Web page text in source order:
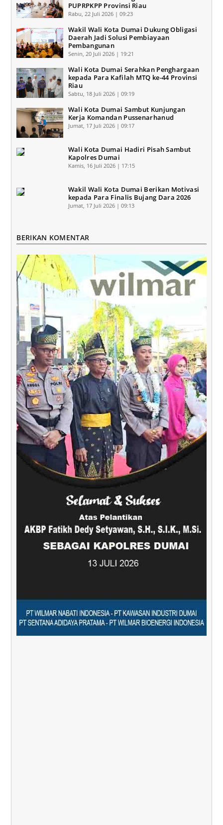
PUPRPKPP Provinsi Riau
Rabu, 22 Juli 2026 | 09:23
Wakil Wali Kota Dumai Dukung Obligasi
Daerah Jadi Solusi Pembiayaan
Pembangunan
Senin, 20 Juli 2026 | 19:21
Wali Kota Dumai Serahkan Penghargaan
kepada Para Kafilah MTQ ke-44 Provinsi
Riau
Sabtu, 18 Juli 2026 | 09:19
Wali Kota Dumai Sambut Kunjungan
Kerja Komandan Pussenarhanud
Jumat, 17 Juli 2026 | 09:17
Wali Kota Dumai Hadiri Pisah Sambut
Kapolres Dumai
Kamis, 16 Juli 2026 | 17:15
Wakil Wali Kota Dumai Berikan Motivasi
kepada Para Finalis Bujang Dara 2026
Jumat, 17 Juli 2026 | 09:13
BERIKAN KOMENTAR